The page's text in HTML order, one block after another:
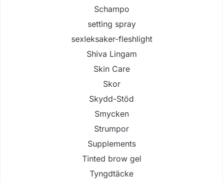
Schampo
setting spray
sexleksaker-fleshlight
Shiva Lingam
Skin Care
Skor
Skydd-Stöd
Smycken
Strumpor
Supplements
Tinted brow gel
Tyngdtäcke